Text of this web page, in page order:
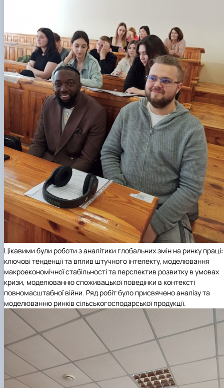
Цікавими були роботи з аналітики глобальних змін на ринку праці:
ключові тенденції та вплив штучного інтелекту, моделювання
макроекономічної стабільності та перспектив розвитку в умовах
кризи, моделюванню споживацької поведінки в контексті
повномасштабної війни. Ряд робіт було присвячено аналізу та
моделюванню ринків сільськогосподарської продукції.